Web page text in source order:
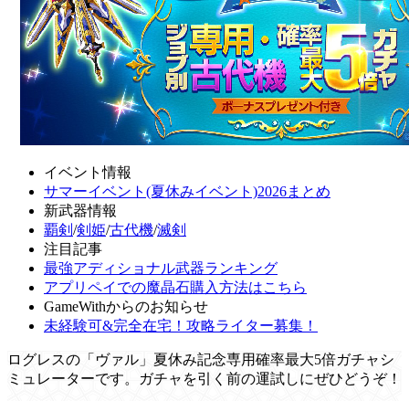
イベント情報
サマーイベント(夏休みイベント)2026まとめ
新武器情報
覇剣 /剣姫/古代機/滅剣
注目記事
最強アディショナル武器ランキング
アプリペイでの魔晶石購入方法はこちら
GameWithからのお知らせ
未経験可&完全在宅！攻略ライター募集！
ログレスの「ヴァル」夏休み記念専用確率最大5倍ガチャシ
ミュレーターです。ガチャを引く前の運試しにぜひどうぞ！